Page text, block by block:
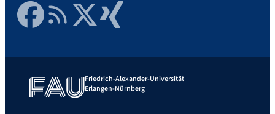
FacebookRSS FeedTwitter Xing
Friedrich-Alexander-Universität
Erlangen-Nürnberg